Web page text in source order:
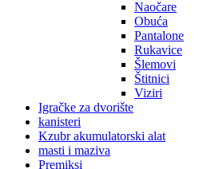
Naočare
Obuća
Pantalone
Rukavice
Šlemovi
Štitnici
Viziri
Igračke za dvorište
kanisteri
Kzubr akumulatorski alat
masti i maziva
Premiksi